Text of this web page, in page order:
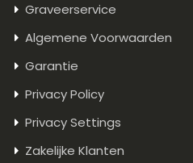
Graveerservice
Algemene Voorwaarden
Garantie
Privacy Policy
Privacy Settings
Zakelijke Klanten